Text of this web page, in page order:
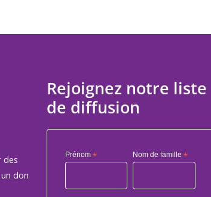
des
don
Rejoignez notre liste
de diffusion
Prénom * Nom de famille *